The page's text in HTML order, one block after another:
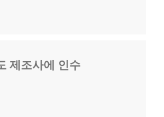
제조사에 인수